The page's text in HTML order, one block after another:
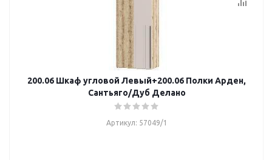
200.06 Шкаф угловой Левый+200.06 Полки Арден,
Сантьяго/Дуб Делано
Артикул: 57049/1